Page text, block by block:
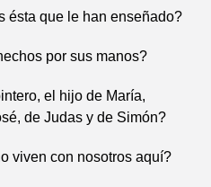
ésta que le han enseñado?
por sus manos?
el hijo de María,
de Judas y de Simón?
viven con nosotros aquí?